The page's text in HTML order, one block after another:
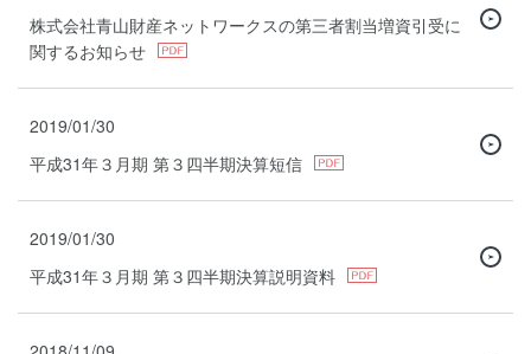
株式会社青山財産ネットワークスの第三者割当増資引受に
関するお知らせ
2019/01/30
平成31年３月期 第３四半期決算短信
2019/01/30
平成31年３月期 第３四半期決算説明資料